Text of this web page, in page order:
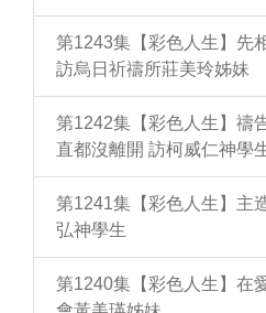
第1243集【彩色人生】先
訪烏日祈禱所莊美玲姊妹
第1242集【彩色人生】禱
直都沒離開 訪柯威仁神學
第1241集【彩色人生】主
弘神學生
第1240集【彩色人生】在